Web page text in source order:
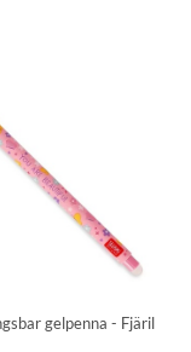
gelpenna - Fjäril